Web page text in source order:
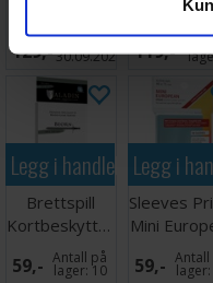
stk 66x91
129,-Ventes inn
30.09.2026
Cards &
Sleeves
119,-
Legg i handlekurven
Brettspill
Kortbeskyttere
55 stk
68x120
59,- Antall på
lager: 10
Legg i
Sleeves
Mini
x50 46x71
59,- Antall
lager: